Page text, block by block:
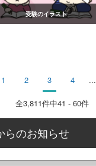
受験のイラスト
1 2 3 4 ...
全3,811件中41 - 60件
らのお知らせ